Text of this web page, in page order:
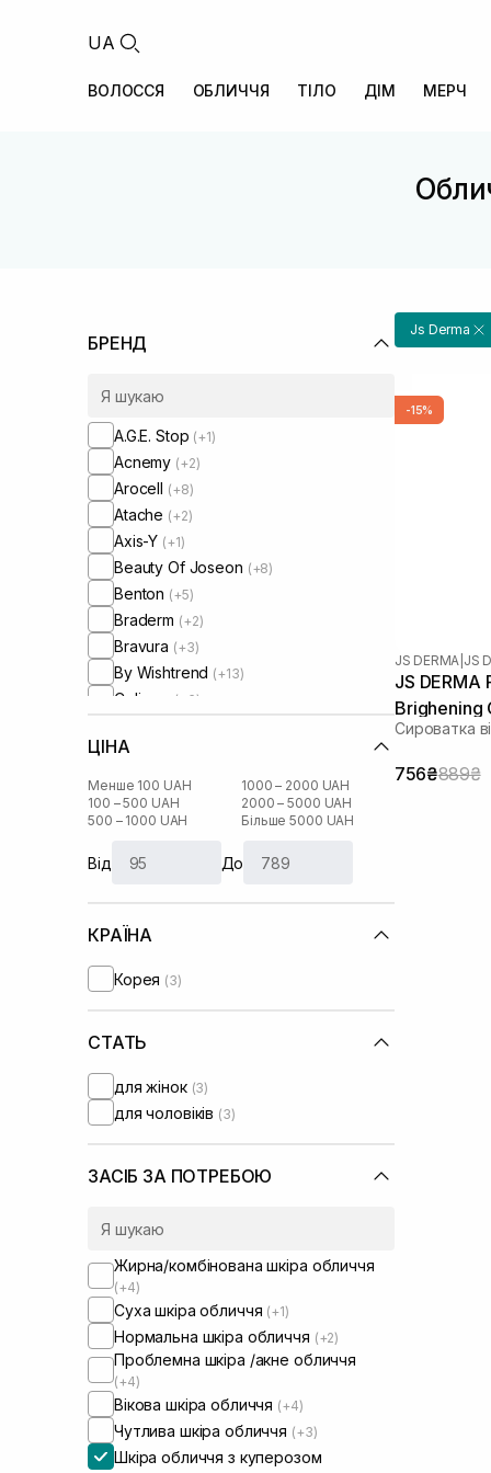
UA
ВОЛОССЯ ОБЛИЧЧЯ ТІЛО ДІМ МЕРЧ
БРЕНД
A.G.E. Stop (+1)
Acnemy (+2)
Arocell (+8)
Atache (+2)
Axis-Y (+1)
Beauty Of Joseon (+8)
Benton (+5)
Braderm (+2)
Bravura (+3)
By Wishtrend (+13)
Celimax (+6)
Clinisoothe+
ColoreScience (+7)
Comfort Zone
Cos De Baha
Cosmedix
DCL
DMK
Dr. Althea
Dr. Ceuracle(+31)
Erborian
Genesis(+1)
House of Hur (+3)
Hugs(+4)
HydroPeptide(+11)
IS Clinical
Instytutum
Isehan(+1)
Js Derma
Lalarecipe(+8)
Manyo Factory
Medicube (+4)
Medik8(+29)
Melume(+1)
ЦІНА
Менше 100 UAH
100 – 500 UAH
500 – 1000 UAH
1000 – 2000 UAH
2000 – 5000 UAH
Більше 5000 UAH
Від До
КРАЇНА
Корея (3)
СТАТЬ
для жінок (3)
для чоловіків (3)
ЗАСІБ ЗА ПОТРЕБОЮ
Жирна/комбінована шкіра обличчя
(+4)
Суха шкіра обличчя (+1)
Нормальна шкіра обличчя (+2)
Проблемна шкіра /акне обличчя
(+4)
Вікова шкіра обличчя (+4)
Чутлива шкіра обличчя (+3)
Шкіра обличчя з куперозом
Js Derma
-15%
JS DERMA JS
JS DERMA
Brighening
Сироватка
756₴889₴